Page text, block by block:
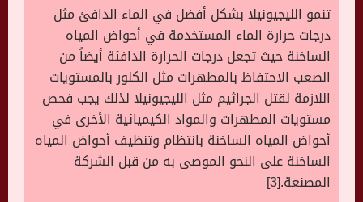
تنمو الليجيونيلا بشكل أفضل في الماء الدافئ مثل
درجات حرارة الماء المستخدمة في أحواض المياه
الساخنة حيث تجعل درجات الحرارة الدافئة أيضاً من
الصعب الاحتفاظ بالمطهرات مثل الكلور بالمستويات
اللازمة لقتل الجراثيم مثل الليجيونيلا لذلك يجب فحص
مستويات المطهرات والمواد الكيميائية الأخرى في
أحواض المياه الساخنة بانتظام وتنظيف أحواض المياه
الساخنة على النحو الموصى به من قبل الشركة
المصنعة.[3]